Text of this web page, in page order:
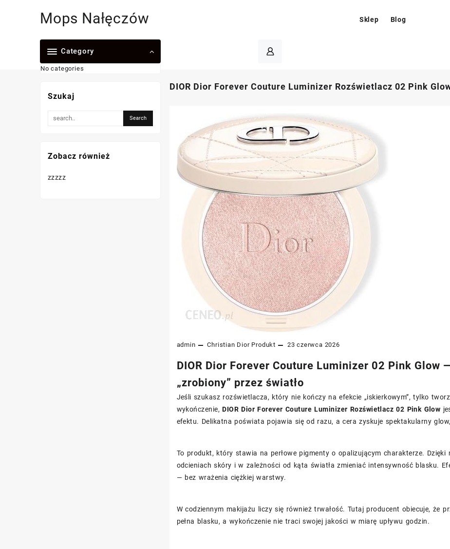
Mops Nałęczów Sklep Blog
Category
No categories
DIOR Dior Forever Couture Luminizer Rozświetlacz 02 Pink
admin Christian Dior Produkt 23 czerwca 2026
DIOR Dior Forever Couture Luminizer 02 Pink Glow
„zrobiony” przez światło
Jeśli szukasz rozświetlacza, który nie kończy na efekcie „iskierkowym”, tylko
wykończenie,DIOR Dior Forever Couture Luminizer Rozświetlacz 02 Pink Glow
efektu. Delikatna poświata pojawia się od razu, a cera zyskuje spektakularny
To produkt, który stawia na perłowe pigmenty o opalizującym charakterze.
odcieniach skóry i w zależności od kąta światła zmieniać intensywność blasku.
— bez wrażenia ciężkiej warstwy.
W codziennym makijażu liczy się również trwałość. Tutaj producent obiecuje, że
pełna blasku, a wykończenie nie traci swojej jakości w miarę upływu godzin.
Szukaj
Zobacz również
zzzzz